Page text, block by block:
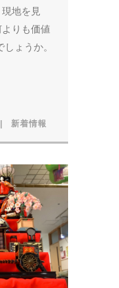
地を見
りも価値
ょうか。
新着情報